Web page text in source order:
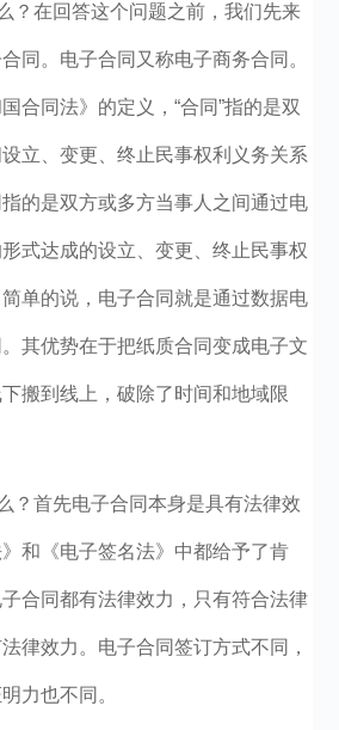
？在回答这个问题之前，我们先来
同。电子合同又称电子商务合同。
合同法》的定义，“合同”指的是双
立、变更、终止民事权利义务关系
的是双方或多方当事人之间通过电
式达成的设立、变更、终止民事权
单的说，电子合同就是通过数据电
其优势在于把纸质合同变成电子文
搬到线上，破除了时间和地域限
？首先电子合同本身是具有法律效
和《电子签名法》中都给予了肯
合同都有法律效力，只有符合法律
律效力。电子合同签订方式不同，
力也不同。